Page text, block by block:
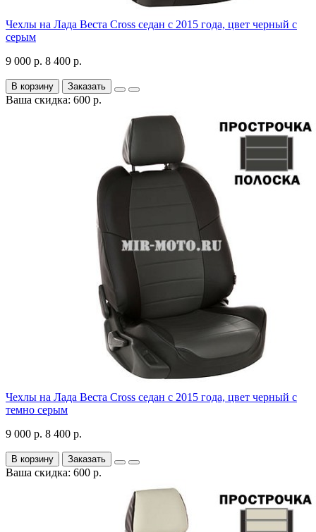
Чехлы на Лада Веста Cross седан с 2015 года, цвет черный с
серым
9 000 р. 8 400 р.
В корзину Заказать
Ваша скидка: 600 р.
Чехлы на Лада Веста Cross седан с 2015 года, цвет черный с
темно серым
9 000 р. 8 400 р.
В корзину Заказать
Ваша скидка: 600 р.